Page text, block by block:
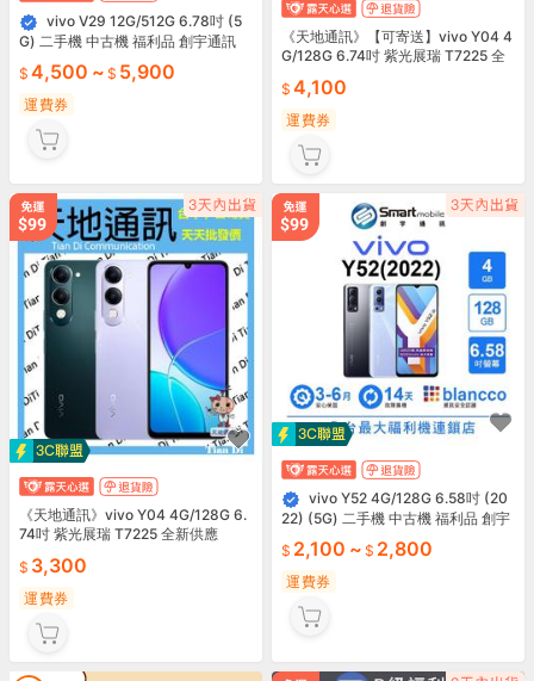
vivo V29 12G/512G 6.78吋 (5
G) 二手機 中古機 福利品 創宇通訊
4,500 ~ 5,900
運費券
《天地通訊》【可寄送】vivo Y04 4
G/128G 6.74吋 紫光展瑞 T7225 全
4,100
運費券
《天地通訊》vivo Y04 4G/128G 6.
74吋 紫光展瑞 T7225 全新供應
3,300
運費券
vivo Y52 4G/128G 6.58吋 (20
22) (5G) 二手機 中古機 福利品 創宇
2,100 ~ 2,800
運費券